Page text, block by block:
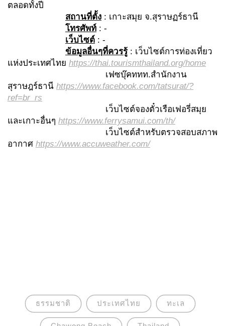
ตลอดทั้งปี
สถานที่ตั้ง : เกาะสมุย จ.สุราษฏร์ธานี
โทรศัพท์ : -
เว็บไซต์ : -
ข้อมูลอื่นๆที่ควรรู้: เว็บไซต์การท่องเที่ยว
แห่งประเทศไทย https://thai.tourismthailand.org/home
เฟซบุ๊คททท.สำนักงาน
สุราษฎร์ธานี https://www.facebook.com/tatsurat/?
ref=br_rs
เว็บไซต์จองตั๋วเรือเฟอรี่สมุย
และเกาะอื่นๆ https://www.ferrysamui.com/th/
เว็บไซต์สำหรับตรวจสอบสภาพ
อากาศ https://www.accuweather.com/
ธรรมชาติ ประเทศไทย ทะเล